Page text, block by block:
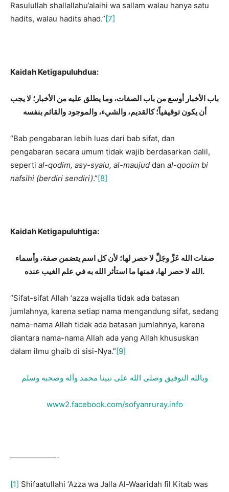
Rasulullah shallallahu’alaihi wa sallam walau hanya satu
hadits, walau hadits ahad.”[7]
Kaidah Ketigapuluhdua:
باب الأخبار أوسع من باب الصفات، وما يطلق عليه من الأخبار؛ لا يجب
أن يكون توقيفياً؛ كالقديم، والشيء، والموجود والقائم بنفسه
“Bab pengabaran lebih luas dari bab sifat, dan
pengabaran secara umum tidak wajib berdasarkan dalil,
seperti al-qodim, asy-syaiu, al-maujud dan al-qooim bi
nafsihi (berdiri sendiri).”[8]
Kaidah Ketigapuluhtiga:
صفات الله عَزَّ وجَلَّ لا حصر لها؛ لأن كل اسم يتضمن صفة، وأسماء
الله لا حصر لها، فمنها ما استأثر الله به في علم الغيب عنده.
“Sifat-sifat Allah ‘azza wajalla tidak ada batasan
jumlahnya, karena setiap nama mengandung sifat, sedang
nama-nama Allah tidak ada batasan jumlahnya, karena
diantara nama-nama Allah ada yang Allah khususkan
dalam ilmu ghaib di sisi-Nya.”[9]
وبالله التوفيق وصلى الله على نبينا محمد وآله وصحبه وسلم
www2.facebook.com/sofyanruray.info
——————-
[1] Shifaatullahi ‘Azza wa Jalla Al-Waaridah fil Kitab was